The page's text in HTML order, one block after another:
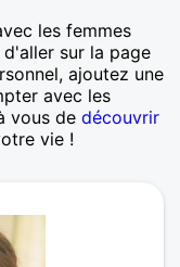
les femmes
sur la page
ajoutez une
avec les
vous de découvrir
vie !